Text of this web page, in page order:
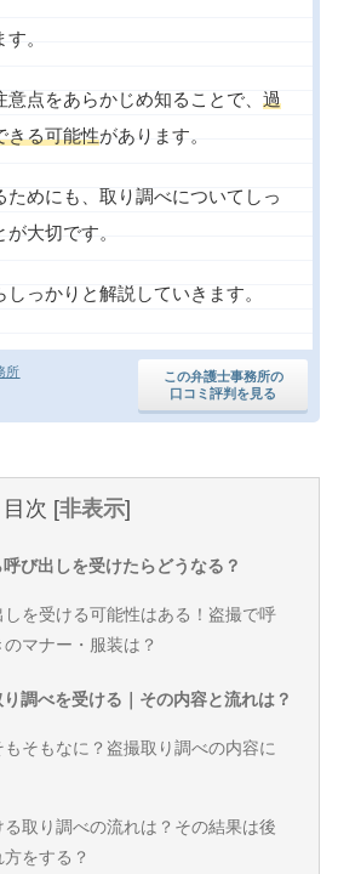
所
この弁護士事務所の
口コミ評判を見る
。
点をあらかじめ知ることで、 過
きる可能性があります。
ためにも、取り調べについてしっ
大切です。
っかりと解説していきます。
目次 [非表示]
び出しを受けたらどうなる？
を受ける可能性はある！盗撮で呼
マナー・服装は？
調べを受ける｜その内容と流れは？
そもなに？盗撮取り調べの内容に
取り調べの流れは？その結果は後
をする？